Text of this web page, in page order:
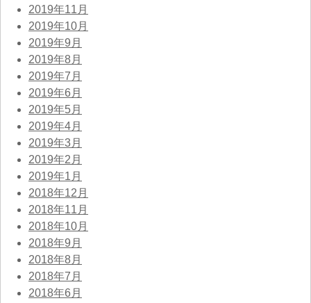
2019年11月
2019年10月
2019年9月
2019年8月
2019年7月
2019年6月
2019年5月
2019年4月
2019年3月
2019年2月
2019年1月
2018年12月
2018年11月
2018年10月
2018年9月
2018年8月
2018年7月
2018年6月